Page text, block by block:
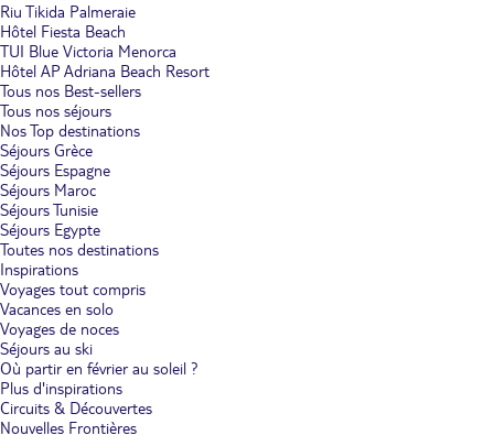
Riu Tikida Palmeraie
Hôtel Fiesta Beach
TUI Blue Victoria Menorca
Hôtel AP Adriana Beach Resort
Tous nos Best-sellers
Tous nos séjours
Nos Top destinations
Séjours Grèce
Séjours Espagne
Séjours Maroc
Séjours Tunisie
Séjours Egypte
Toutes nos destinations
Inspirations
Voyages tout compris
Vacances en solo
Voyages de noces
Séjours au ski
Où partir en février au soleil ?
Plus d'inspirations
Circuits & Découvertes
Nouvelles Frontières